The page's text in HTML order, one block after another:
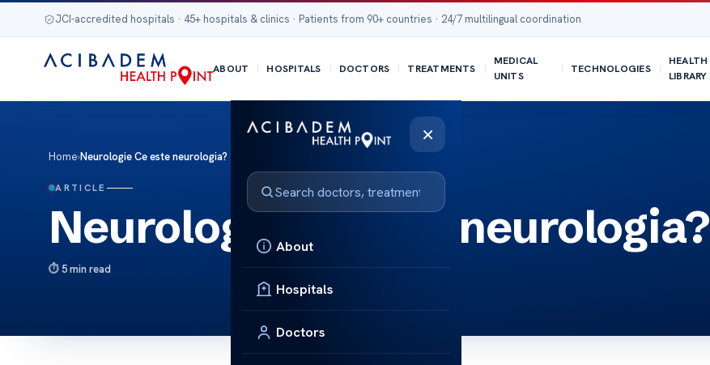
JCI-accredited hospitals · 45+ hospitals & clinics · Patients from 90+ countries · 24/7 multilingual coordination
ABOUT HOSPITALS DOCTORS TREATMENTS
MEDICAL
UNITS
TECHNOLOGIES
HEALTH
LIBRARY
×
About
Hospitals
Doctors
Home›Neurologie Ce este neurologia?
ARTICLE
Neurologie Ce este neurologia?
5 min read